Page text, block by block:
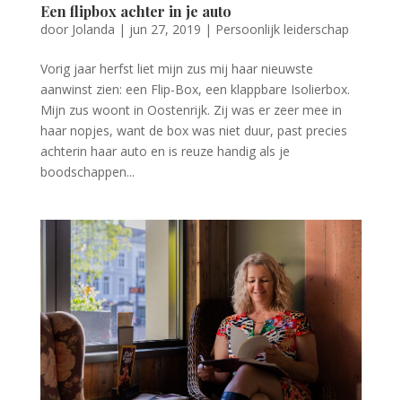
Een flipbox achter in je auto
door Jolanda | jun 27, 2019 | Persoonlijk leiderschap
Vorig jaar herfst liet mijn zus mij haar nieuwste
aanwinst zien: een Flip-Box, een klappbare Isolierbox.
Mijn zus woont in Oostenrijk. Zij was er zeer mee in
haar nopjes, want de box was niet duur, past precies
achterin haar auto en is reuze handig als je
boodschappen...